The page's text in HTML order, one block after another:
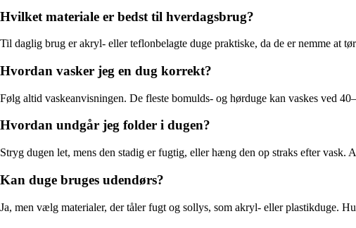
Hvilket materiale er bedst til hverdagsbrug?
Til daglig brug er akryl- eller teflonbelagte duge praktiske, da de er nemme at
Hvordan vasker jeg en dug korrekt?
Følg altid vaskeanvisningen. De fleste bomulds- og hørduge kan vaskes ved
Hvordan undgår jeg folder i dugen?
Stryg dugen let, mens den stadig er fugtig, eller hæng den op straks efter vask.
Kan duge bruges udendørs?
Ja, men vælg materialer, der tåler fugt og sollys, som akryl- eller plastikduge.